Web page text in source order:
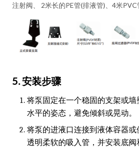
注射阀、 2米长的PE管(排液管)、4米PVC
5. 安装步骤
将泵固定在一个稳固的支架或
水平的姿态，避免倾斜或晃动。
将泵的进液口连接到液体容器或
透明柔软的吸入管，并安装底